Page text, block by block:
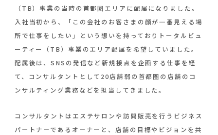
（TB）事業の当時の首都圏エリアに配属になりました。
入社当初から、「この会社のお客さまの顔が一番見える場
所で仕事をしたい」という想いを持っておりトータルビュ
ーティー（TB）事業のエリア配属を希望していました。
配属後は、SNSの発信など新規接点を企画する仕事を経
て、コンサルタントとして20店舗弱の首都圏の店舗のコ
ンサルティング業務などを担当してきました。
コンサルタントはエステサロンや訪問販売を行うビジネス
パートナーであるオーナーと、店舗の目標やビジョンを共